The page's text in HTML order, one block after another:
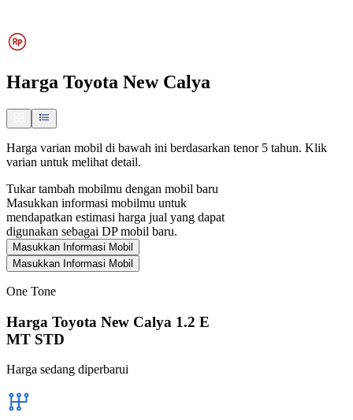
Harga Toyota New Calya
Harga varian mobil di bawah ini berdasarkan tenor 5 tahun. Klik
varian untuk melihat detail.
Tukar tambah mobilmu dengan mobil baru
Masukkan informasi mobilmu untuk
mendapatkan estimasi harga jual yang dapat
digunakan sebagai DP mobil baru.
Masukkan Informasi Mobil
Masukkan Informasi Mobil
One Tone
Harga Toyota New Calya 1.2 E
MT STD
Harga sedang diperbarui